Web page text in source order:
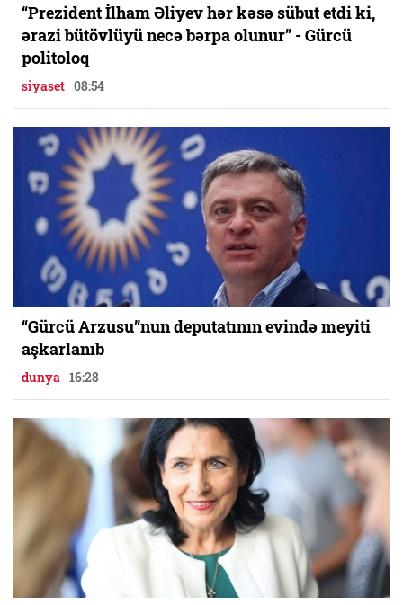
“Prezident İlham Əliyev hər kəsə sübut etdi ki,
ərazi bütövlüyü necə bərpa olunur” - Gürcü
politoloq
siyaset 08:54
“Gürcü Arzusu”nun deputatının evində meyiti
aşkarlanıb
dunya 16:28